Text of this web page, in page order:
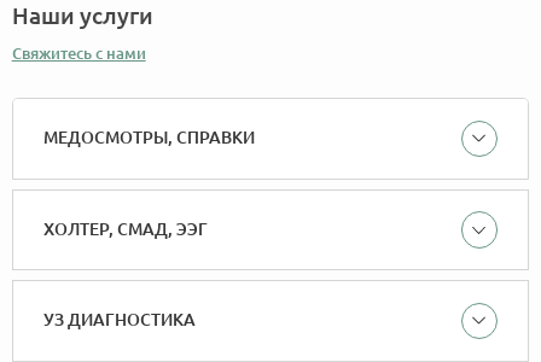
Наши услуги
Свяжитесь с нами
МЕДОСМОТРЫ, СПРАВКИ
ХОЛТЕР, СМАД, ЭЭГ
УЗ ДИАГНОСТИКА